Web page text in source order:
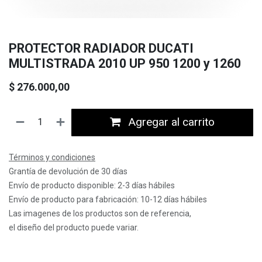
PROTECTOR RADIADOR DUCATI
MULTISTRADA 2010 UP 950 1200 y 1260
$ 276.000,00
Agregar al carrito
Términos y condiciones
Grantía de devolución de 30 días
Envío de producto disponible: 2-3 días hábiles
Envío de producto para fabricación: 10-12 días hábiles
Las imagenes de los productos son de referencia,
el diseño del producto puede variar.